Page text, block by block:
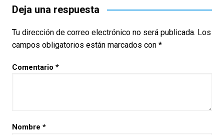
entradas
Deja una respuesta
Tu dirección de correo electrónico no será publicada. Los
campos obligatorios están marcados con *
Comentario *
Nombre *